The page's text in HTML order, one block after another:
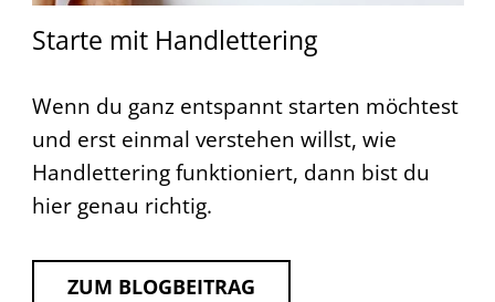
Starte mit Handlettering
Wenn du ganz entspannt starten möchtest
und erst einmal verstehen willst, wie
Handlettering funktioniert, dann bist du
hier genau richtig.
ZUM BLOGBEITRAG